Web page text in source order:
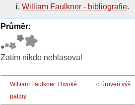
William Faulkner - bibliografie.
Průměr:
Zatím nikdo nehlasoval
William Faulkner: Divoké
palmy
o úroveň výš